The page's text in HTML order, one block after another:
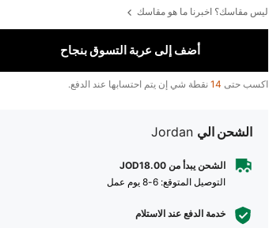
ليس مقاسك؟ اخبرنا ما هو مقاسك
أضف إلى عربة التسوق بنجاح
اكسب حتى 14 نقطة شي إن يتم احتسابها عند الدفع.
الشحن الي Jordan
الشحن يبدأ من JOD18.00
التوصيل المتوقع: 6-8 يوم عمل
خدمة الدفع عند الاستلام